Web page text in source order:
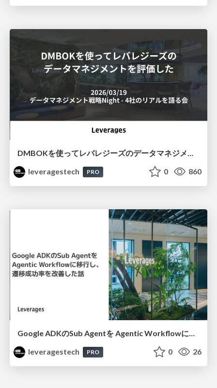
DMBOKを使ってレバレジーズのデータマネジメントを評価した
leveragestech
PRO 0 860
Google ADKのSub Agentを Agentic Workflowに移行し、 遷移成功率を改善した話
leveragestech
PRO 0 26